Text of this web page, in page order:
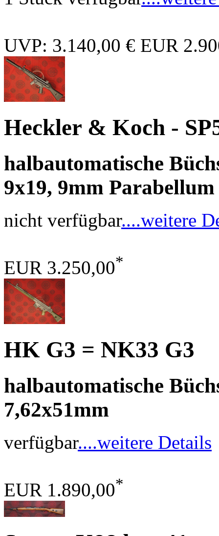
UVP: 3.140,00 € EUR
Heckler & Koch -
halbautomatische
9x19, 9mm Parabellum
nicht verfügbar....weitere
EUR 3.250,00*
HK G3 = NK33 G3
halbautomatische
7,62x51mm
verfügbar....weitere Details
EUR 1.890,00*